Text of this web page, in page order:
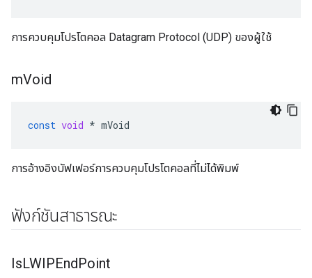
การควบคุมโปรโตคอล Datagram Protocol (UDP) ของผู้ใช้
mVoid
const void * mVoid
การอ้างอิงบัฟเฟอร์การควบคุมโปรโตคอลที่ไม่ได้พิมพ์
ฟังก์ชันสาธารณะ
IsLWIPEndPoint